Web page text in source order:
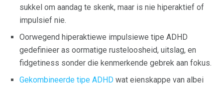
sukkel om aandag te skenk, maar is nie hiperaktief of
impulsief nie.
Oorwegend hiperaktiewe impulsiewe tipe ADHD
gedefinieer as oormatige rusteloosheid, uitslag, en
fidgetiness sonder die kenmerkende gebrek aan fokus.
Gekombineerde tipe ADHD wat eienskappe van albei